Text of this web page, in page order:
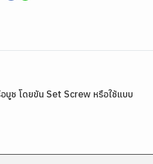
บูช โดยขัน Set Screw หรือใช้แบบ